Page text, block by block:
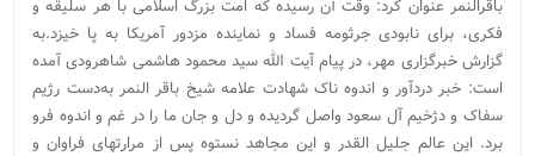
باقرالنمر عنوان کرد: وقت آن رسیده که امت بزرگ اسلامی با هر سلیقه و
فکری، برای نابودی جرثومه فساد و نماینده مزدور آمریکا به پا خیزد.به
گزارش خبرگزاری مهر، در پیام آیت الله سید محمود هاشمی شاهرودی آمده
است: خبر دردآور و اندوه ناک شهادت علامه شیخ باقر النمر به‌دست رژیم
سفاک و دژخیم آل سعود واصل گردیده و دل و جان ما را در غم و اندوه فرو
برد. این عالم جلیل القدر و این مجاهد نستوه پس از مرارتهای فراوان و